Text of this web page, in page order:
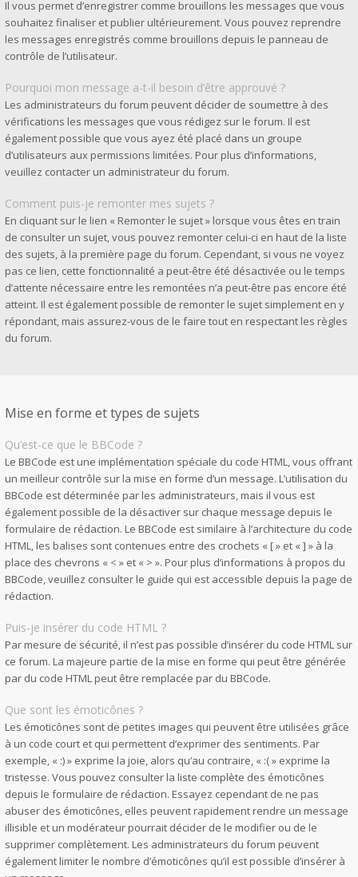
Il vous permet d’enregistrer comme brouillons les messages que vous
souhaitez finaliser et publier ultérieurement. Vous pouvez reprendre
les messages enregistrés comme brouillons depuis le panneau de
contrôle de l’utilisateur.
Pourquoi mon message a-t-il besoin d’être approuvé ?
Les administrateurs du forum peuvent décider de soumettre à des
vérifications les messages que vous rédigez sur le forum. Il est
également possible que vous ayez été placé dans un groupe
d’utilisateurs aux permissions limitées. Pour plus d’informations,
veuillez contacter un administrateur du forum.
Comment puis-je remonter mes sujets ?
En cliquant sur le lien « Remonter le sujet » lorsque vous êtes en train
de consulter un sujet, vous pouvez remonter celui-ci en haut de la liste
des sujets, à la première page du forum. Cependant, si vous ne voyez
pas ce lien, cette fonctionnalité a peut-être été désactivée ou le temps
d’attente nécessaire entre les remontées n’a peut-être pas encore été
atteint. Il est également possible de remonter le sujet simplement en y
répondant, mais assurez-vous de le faire tout en respectant les règles
du forum.
Mise en forme et types de sujets
Qu’est-ce que le BBCode ?
Le BBCode est une implémentation spéciale du code HTML, vous offrant
un meilleur contrôle sur la mise en forme d’un message. L’utilisation du
BBCode est déterminée par les administrateurs, mais il vous est
également possible de la désactiver sur chaque message depuis le
formulaire de rédaction. Le BBCode est similaire à l’architecture du code
HTML, les balises sont contenues entre des crochets « [ » et « ] » à la
place des chevrons « < » et « > ». Pour plus d’informations à propos du
BBCode, veuillez consulter le guide qui est accessible depuis la page de
rédaction.
Puis-je insérer du code HTML ?
Par mesure de sécurité, il n’est pas possible d’insérer du code HTML sur
ce forum. La majeure partie de la mise en forme qui peut être générée
par du code HTML peut être remplacée par du BBCode.
Que sont les émoticônes ?
Les émoticônes sont de petites images qui peuvent être utilisées grâce
à un code court et qui permettent d’exprimer des sentiments. Par
exemple, « :) » exprime la joie, alors qu’au contraire, « :( » exprime la
tristesse. Vous pouvez consulter la liste complète des émoticônes
depuis le formulaire de rédaction. Essayez cependant de ne pas
abuser des émoticônes, elles peuvent rapidement rendre un message
illisible et un modérateur pourrait décider de le modifier ou de le
supprimer complètement. Les administrateurs du forum peuvent
également limiter le nombre d’émoticônes qu’il est possible d’insérer à